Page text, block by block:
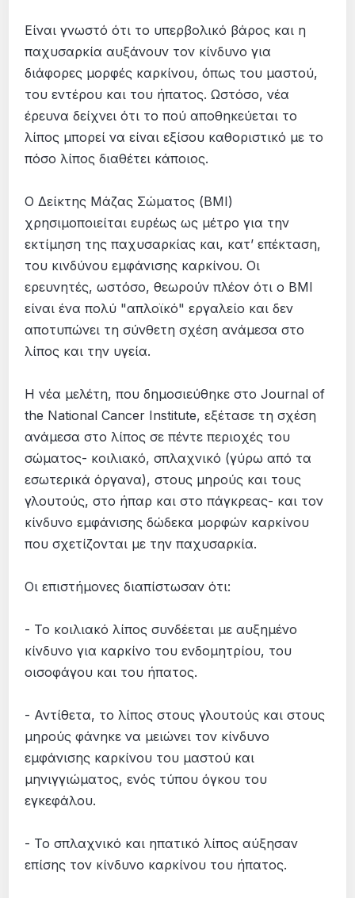
Είναι γνωστό ότι το υπερβολικό βάρος και η
παχυσαρκία αυξάνουν τον κίνδυνο για
διάφορες μορφές καρκίνου, όπως του μαστού,
του εντέρου και του ήπατος. Ωστόσο, νέα
έρευνα δείχνει ότι το πού αποθηκεύεται το
λίπος μπορεί να είναι εξίσου καθοριστικό με το
πόσο λίπος διαθέτει κάποιος.
Ο Δείκτης Μάζας Σώματος (BMI)
χρησιμοποιείται ευρέως ως μέτρο για την
εκτίμηση της παχυσαρκίας και, κατ’ επέκταση,
του κινδύνου εμφάνισης καρκίνου. Οι
ερευνητές, ωστόσο, θεωρούν πλέον ότι ο BMI
είναι ένα πολύ "απλοϊκό" εργαλείο και δεν
αποτυπώνει τη σύνθετη σχέση ανάμεσα στο
λίπος και την υγεία.
Η νέα μελέτη, που δημοσιεύθηκε στο Journal of
the National Cancer Institute, εξέτασε τη σχέση
ανάμεσα στο λίπος σε πέντε περιοχές του
σώματος- κοιλιακό, σπλαχνικό (γύρω από τα
εσωτερικά όργανα), στους μηρούς και τους
γλουτούς, στο ήπαρ και στο πάγκρεας- και τον
κίνδυνο εμφάνισης δώδεκα μορφών καρκίνου
που σχετίζονται με την παχυσαρκία.
Οι επιστήμονες διαπίστωσαν ότι:
- Το κοιλιακό λίπος συνδέεται με αυξημένο
κίνδυνο για καρκίνο του ενδομητρίου, του
οισοφάγου και του ήπατος.
- Αντίθετα, το λίπος στους γλουτούς και στους
μηρούς φάνηκε να μειώνει τον κίνδυνο
εμφάνισης καρκίνου του μαστού και
μηνιγγιώματος, ενός τύπου όγκου του
εγκεφάλου.
- Το σπλαχνικό και ηπατικό λίπος αύξησαν
επίσης τον κίνδυνο καρκίνου του ήπατος.